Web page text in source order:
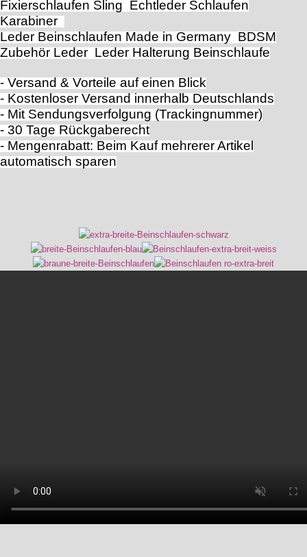
Fixierschlaufen Sling Echtleder Schlaufen
Karabiner
Leder Beinschlaufen Made in Germany BDSM
Zubehör Leder Leder Halterung Beinschlaufe
- Versand & Vorteile auf einen Blick
- Kostenloser Versand innerhalb Deutschlands
- Mit Sendungsverfolgung (Trackingnummer)
- 30 Tage Rückgaberecht
- Mengenrabatt: Beim Kauf mehrerer Artikel
automatisch sparen